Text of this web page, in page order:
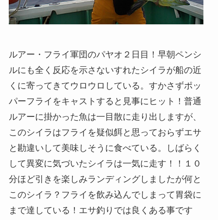
ルアー・フライ軍団のパヤオ２日目！早朝ペンシ
ルにも全く反応を示さないすれたシイラが船の近
くに寄ってきてウロウロしている。すかさずポッ
パーフライをキャストすると見事にヒット！普通
ルアーに掛かった魚は一目散に走り出しますが、
このシイラはフライを疑似餌と思っておらずエサ
と勘違いして美味しそうに食べている。しばらく
して異変に気づいたシイラは一気に走す！！１０
分ほど引きを楽しみランディングしましたが何と
このシイラ？フライを飲み込んでしまって胃袋に
まで達している！エサ釣りでは良くある事です